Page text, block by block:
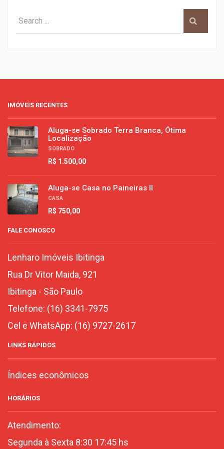
IMÓVEIS RECENTES
Aluga-se Sobrado Terra Branca, Ótima
Localização
SOBRADO
R$ 1.500,00
Aluga-se Casa no Paineiras II
CASA
R$ 750,00
FALE CONOSCO
Lenharo Imóveis Ibitinga
Rua Dr Vitor Maida, 921
Ibitinga - São Paulo
Telefone: (16) 3341-7975
Cel e WhatsApp: (16) 9727-2617
LINKS RÁPIDOS
Índices econômicos
HORÁRIOS
Atendimento:
Segunda à Sexta 8:30 17:45 hs